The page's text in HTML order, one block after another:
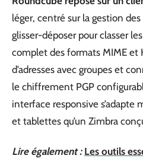
léger, centré sur la gestion
glisser-déposer pour classer
complet des formats MIME et
d’adresses avec groupes et
le chiffrement PGP
interface responsive s’adapte
et tablettes qu’un Zimbra
Lire également : Les outils